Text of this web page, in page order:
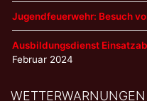
Jugendfeuerwehr: Besuch
Ausbildungsdienst
Februar 2024
WETTERWARNUNGEN